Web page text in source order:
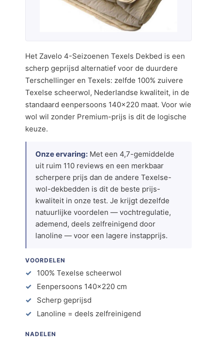
Het Zavelo 4-Seizoenen Texels Dekbed is een
scherp geprijsd alternatief voor de duurdere
Terschellinger en Texels: zelfde 100% zuivere
Texelse scheerwol, Nederlandse kwaliteit, in de
standaard eenpersoons 140×220 maat. Voor wie
wol wil zonder Premium-prijs is dit de logische
keuze.
Onze ervaring: Met een 4,7-gemiddelde
uit ruim 110 reviews en een merkbaar
scherpere prijs dan de andere Texelse-
wol-dekbedden is dit de beste prijs-
kwaliteit in onze test. Je krijgt dezelfde
natuurlijke voordelen — vochtregulatie,
ademend, deels zelfreinigend door
lanoline — voor een lagere instapprijs.
VOORDELEN
100% Texelse scheerwol
Eenpersoons 140×220 cm
Scherp geprijsd
Lanoline = deels zelfreinigend
NADELEN